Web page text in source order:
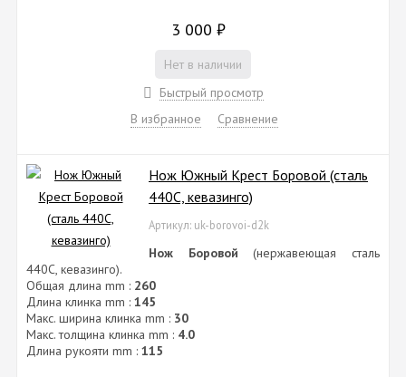
использовании в самых агрессивных условиях. Все
сертификат Госстандарта РФ, не являются холодным оружием,
на всей территории РФ.
: гарантия от производственных дефектов
ножи Южный Крест).
3 000 ₽
Нет в наличии
Быстрый просмотр
В избранное
Сравнение
Нож Южный Крест Боровой (сталь
440C, кевазинго)
Артикул: uk-borovoi-d2k
Нож Боровой (нержавеющая сталь
440C, кевазинго).
Общая длина mm : 260
Длина клинка mm : 145
Макс. ширина клинка mm : 30
Макс. толщина клинка mm : 4.0
Длина рукояти mm : 115